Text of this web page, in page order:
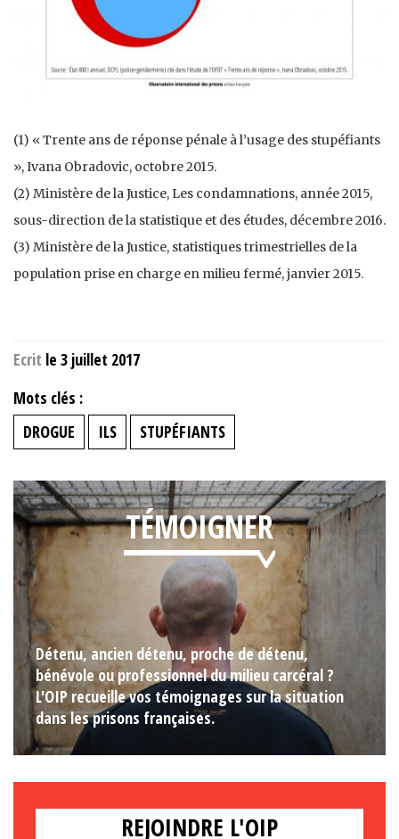
(1) « Trente ans de réponse pénale à l’usage des stupéfiants
», Ivana Obradovic, octobre 2015.
(2) Ministère de la Justice, Les condamnations, année 2015,
sous-direction de la statistique et des études, décembre 2016.
(3) Ministère de la Justice, statistiques trimestrielles de la
population prise en charge en milieu fermé, janvier 2015.
Ecrit le 3 juillet 2017
Mots clés :
DROGUE
ILS STUPÉFIANTS
TÉMOIGNER
Détenu, ancien détenu, proche de détenu,
bénévole ou professionnel du milieu carcéral ?
L'OIP recueille vos témoignages sur la situation
dans les prisons françaises.
REJOINDRE L'OIP